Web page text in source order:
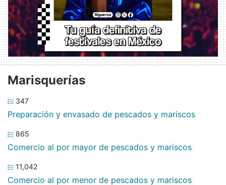
Marisquerías
347
Preparación y envasado de pescados y mariscos
865
Comercio al por mayor de pescados y mariscos
11,042
Comercio al por menor de pescados y mariscos